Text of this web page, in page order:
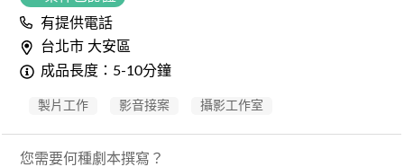
有提供電話
台北市 大安區
成品長度：5-10分鐘
製片工作 影音接案 攝影工作室
您需要何種劇本撰寫？